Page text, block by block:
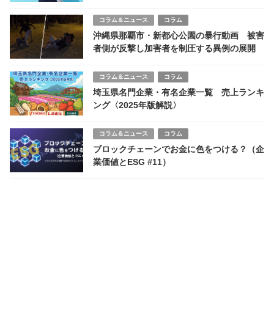
コラム＆ニュース コラム
沖縄県那覇市・新都心公園の暴行動画 被害
者側が反撃し加害者を制圧する異例の展開
コラム＆ニュース コラム
埼玉県名門企業・有名企業一覧 売上ランキ
ング〈2025年版解説〉
コラム＆ニュース コラム
ブロックチェーンでお金に色をつける？（企
業価値とESG #11）